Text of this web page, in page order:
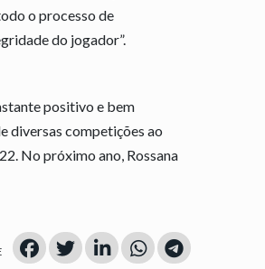
o processo de
do jogador”.
positivo e bem
diversas competições ao
No próximo ano, Rossana